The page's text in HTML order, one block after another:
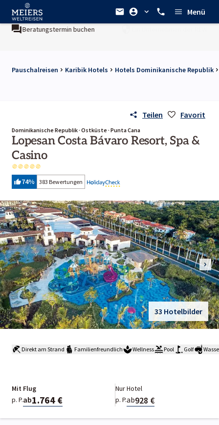
Menü
Ein Unternehmen derREWE Group
Pauschalreisen Karibik Hotels Hotels Dominikanische Republik
Teilen Favorit
Dominikanische Republik · Ostküste · Punta Cana
Lopesan Costa Bávaro Resort, Spa &
Casino
74% 383 Bewertungen
33 Hotelbilder
Direkt am Strand Familienfreundlich Wellness Pool Golf
Mit Flug
p. P.ab1.764 €
Nur Hotel
p. P.ab928 €